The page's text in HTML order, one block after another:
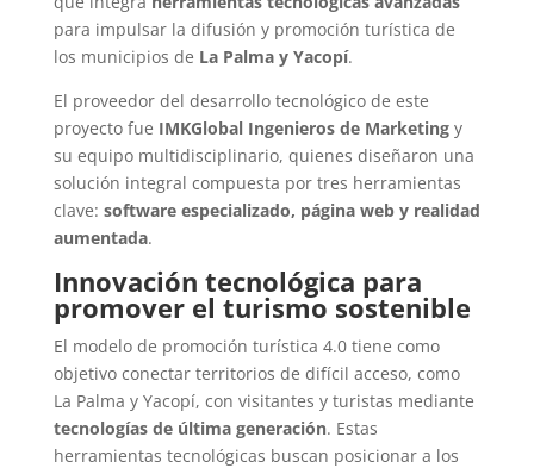
para impulsar la difusión y promoción turística de
los municipios de La Palma y Yacopí.
El proveedor del desarrollo tecnológico de este
proyecto fue IMKGlobal Ingenieros de Marketingy
su equipo multidisciplinario, quienes diseñaron una
solución integral compuesta por tres herramientas
clave: software especializado, página web y realidad
aumentada.
Innovación tecnológica para
promover el turismo sostenible
El modelo de promoción turística 4.0 tiene como
objetivo conectar territorios de difícil acceso, como
La Palma y Yacopí, con visitantes y turistas mediante
tecnologías de última generación. Estas
herramientas tecnológicas buscan posicionar a los